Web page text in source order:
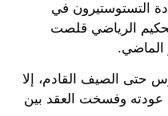
التستوستيرون في
التحكيم الرياضي قلصت
حتى الصيف القادم، إلا
عودته وفسخت العقد بين